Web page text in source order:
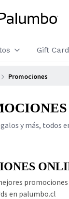
Gift Card
Promociones
y más, todos
en palumbo.cl